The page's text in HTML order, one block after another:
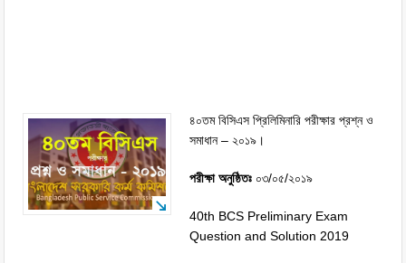
৪০তম বিসিএস প্রিলিমিনারি পরীক্ষার প্রশ্ন ও
সমাধান – ২০১৯।
পরীক্ষা অনুষ্ঠিতঃ ০৩/০৫/২০১৯
40th BCS Preliminary Exam
Question and Solution 2019